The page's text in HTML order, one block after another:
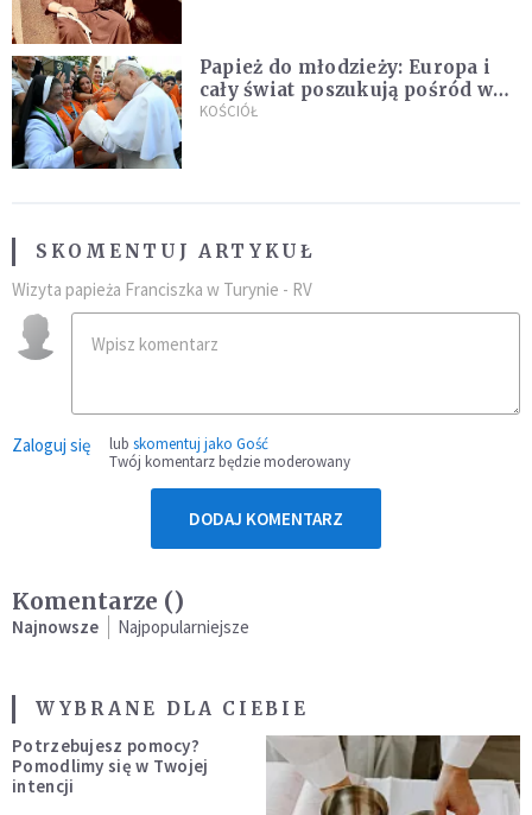
Papież do młodzieży: Europa i
cały świat poszukują pośród was
nowych świętych
KOŚCIÓŁ
SKOMENTUJ ARTYKUŁ
Wizyta papieża Franciszka w Turynie - RV
Zaloguj się lub skomentuj jako Gość
Twój komentarz będzie moderowany
DODAJ KOMENTARZ
Komentarze ()
Najnowsze Najpopularniejsze
WYBRANE DLA CIEBIE
Potrzebujesz pomocy?
Pomodlimy się w Twojej
intencji